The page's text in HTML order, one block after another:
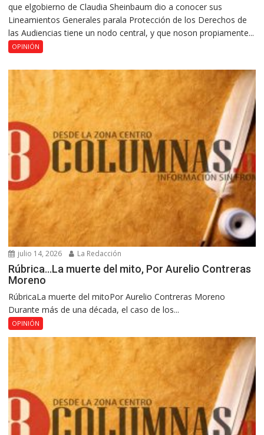
que elgobierno de Claudia Sheinbaum dio a conocer sus
Lineamientos Generales parala Protección de los Derechos de
las Audiencias tiene un nodo central, y que noson propiamente...
OPINIÓN
julio 14, 2026 La Redacción
Rúbrica…La muerte del mito, Por Aurelio Contreras
Moreno
RúbricaLa muerte del mitoPor Aurelio Contreras Moreno
Durante más de una década, el caso de los...
OPINIÓN